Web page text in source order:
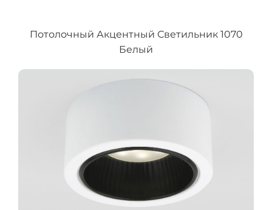
Потолочный Акцентный Светильник 1070
Белый